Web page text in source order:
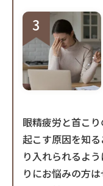
眼精疲労と首こ
起こす原因を知
り入れられるよ
りにお悩みの方